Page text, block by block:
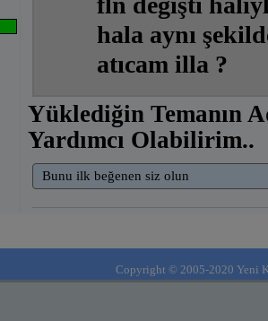
hala aynı
atıcam illa ?
Yüklediğin Temanın
Yardımcı Olabilirim..
Bunu ilk beğenen siz olun
Copyright © 2005-2020 Yeni